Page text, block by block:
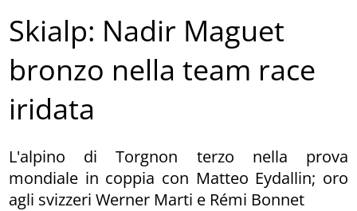
Skialp: Nadir Maguet
bronzo nella team race
iridata
L'alpino di Torgnon terzo nella prova
mondiale in coppia con Matteo Eydallin; oro
agli svizzeri Werner Marti e Rémi Bonnet